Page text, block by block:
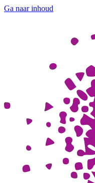
Ga naar inhoud